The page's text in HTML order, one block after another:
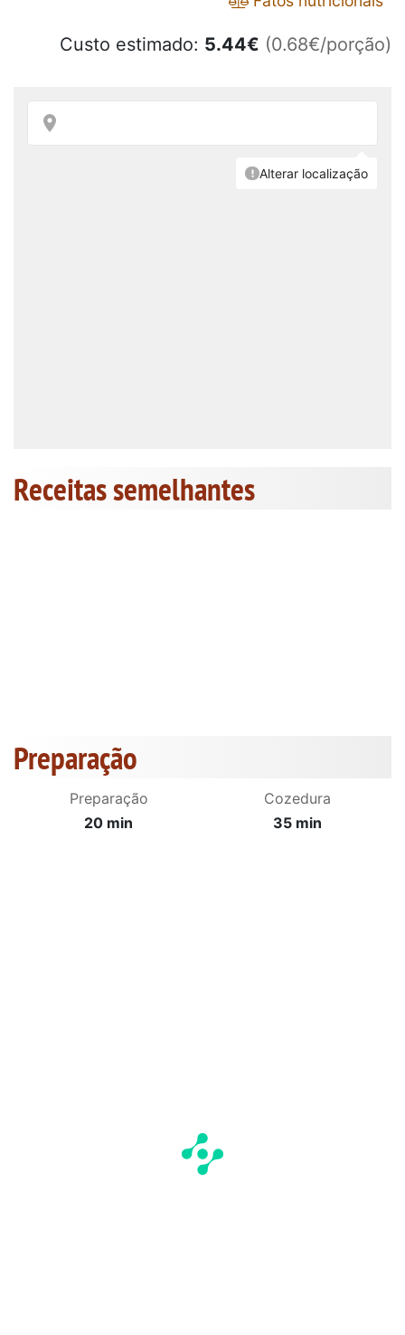
Custo estimado: 5.44€ (0.68€/porção)
Receitas semelhantes
Preparação
Preparação
20 min
Cozedura
35 min